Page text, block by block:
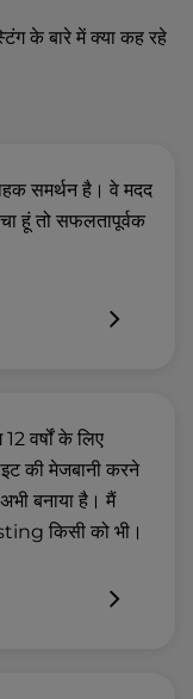
के बारे में क्या कह रहे
समर्थन है। वे मदद
हूं तो सफलतापूर्वक
वर्षों के लिए
की मेजबानी करने
बनाया है। मैं
किसी को भी।